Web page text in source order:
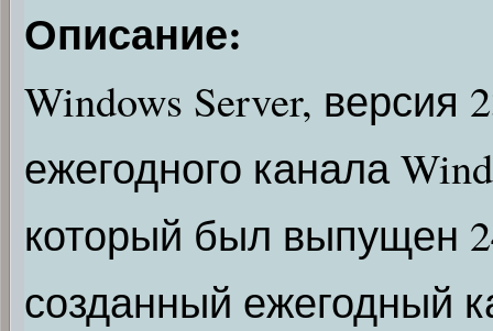
Описание:
Windows Server, версия
ежегодного канала
который был выпущен
созданный ежегодный